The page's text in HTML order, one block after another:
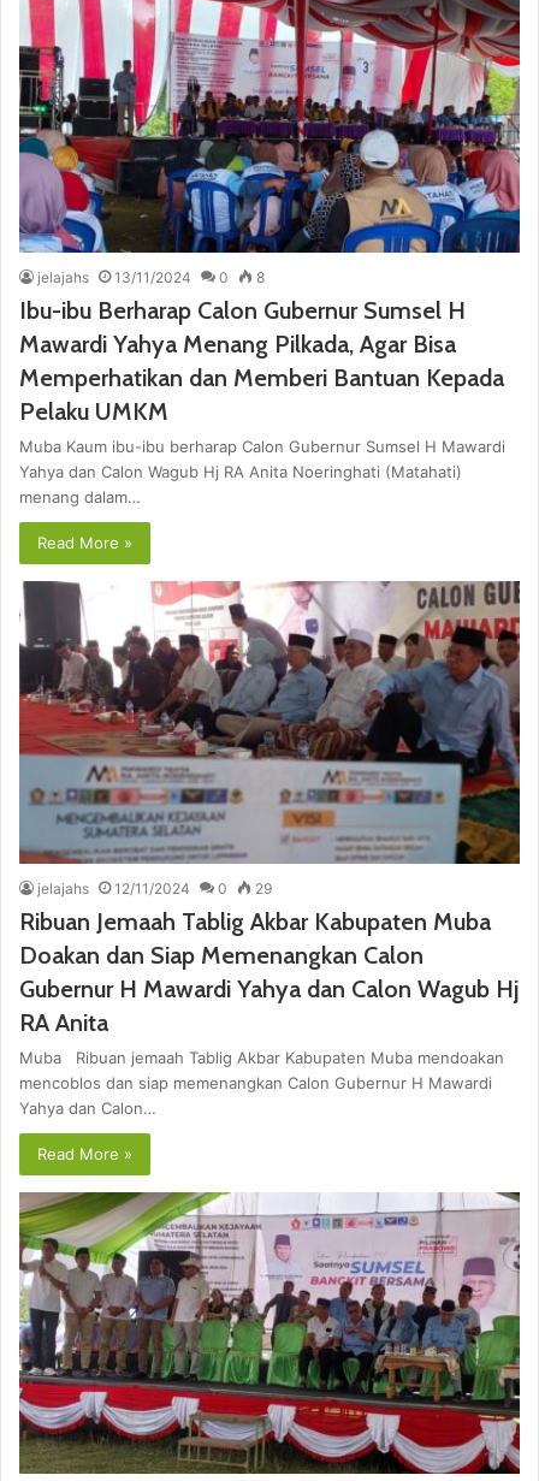
jelajahs 13/11/2024 0 8
Ibu-ibu Berharap Calon Gubernur Sumsel H
Mawardi Yahya Menang Pilkada, Agar Bisa
Memperhatikan dan Memberi Bantuan Kepada
Pelaku UMKM
Muba Kaum ibu-ibu berharap Calon Gubernur Sumsel H Mawardi
Yahya dan Calon Wagub Hj RA Anita Noeringhati (Matahati)
menang dalam…
Read More »
jelajahs 12/11/2024 0 29
Ribuan Jemaah Tablig Akbar Kabupaten Muba
Doakan dan Siap Memenangkan Calon
Gubernur H Mawardi Yahya dan Calon Wagub Hj
RA Anita
Muba Ribuan jemaah Tablig Akbar Kabupaten Muba mendoakan
mencoblos dan siap memenangkan Calon Gubernur H Mawardi
Yahya dan Calon…
Read More »